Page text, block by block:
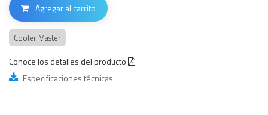
Agregar al carrito
Cooler Master
Conoce los detalles del producto
Especificaciones técnicas